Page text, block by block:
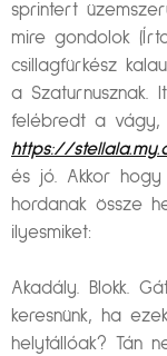
sprintert
mire gondolok
csillagfürkész
a Szaturnusznak.
felébredt a vágy,
https://
és jó. Akkor
hordanak össze
ilyesmiket:
Akadály. Blokk.
keresnünk, ha
helytállóak? Tán